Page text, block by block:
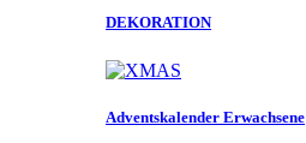
DEKORATION
Adventskalender Erwachsene